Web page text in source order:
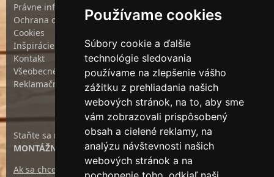
Používame cookies
Súbory cookie a ďalšie
technológie sledovania
používame na zlepšenie vášho
zážitku z prehliadania našich
webových stránok, na to, aby sme
vám zobrazovali prispôsobený
obsah a cielené reklamy, na
analýzu návštevnosti našich
webových stránok a na
Právne informácie
Ochrana osobných údajov
Cookies
Inšpirácie
Kontakt
Všeobecné obchodné podmienky
Reklamačný poriadok
Staňte sa našim
MONTÁŽNYM PARTNEROM
Ak sa chcete stať našim montážnym partnerom
, dajte nám o